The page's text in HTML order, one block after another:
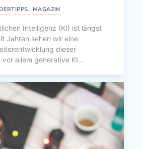
, MAGAZIN
Intelligenz (KI) ist längst
Jahren sehen wir eine
dieser
allem generative KI...